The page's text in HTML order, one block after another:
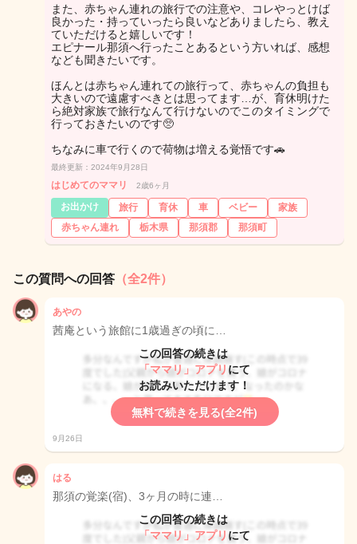
また、赤ちゃん連れの旅行での注意や、コレやっとけば
良かった・持っていったら良いなどありましたら、教え
ていただけると嬉しいです！
エピナール那須へ行ったことあるという方いれば、感想
なども聞きたいです。
ほんとは赤ちゃん連れての旅行って、赤ちゃんの負担も
大きいので遠慮すべきとは思ってます…が、育休明けた
ら絶対家族で旅行なんて行けないのでこのタイミングで
行っておきたいのです🥺
ちなみに車で行くので荷物は増える覚悟です🚗
最終更新：2024年9月28日
はじめてのママリ 2歳6ヶ月
お出かけ 旅行 育休 車 ベビー
家族
赤ちゃん連れ
栃木県 那須郡 那須町
この質問への回答 （全2件）
あやの
茜庵という旅館に1歳過ぎの頃に…
この回答の続きは
「ママリ」アプリ にて
お読みいただけます！
無料で続きを見る(全2件)
9月26日
はる
那須の覚楽(宿)、3ヶ月の時に連…
この回答の続きは
「ママリ」アプリ にて